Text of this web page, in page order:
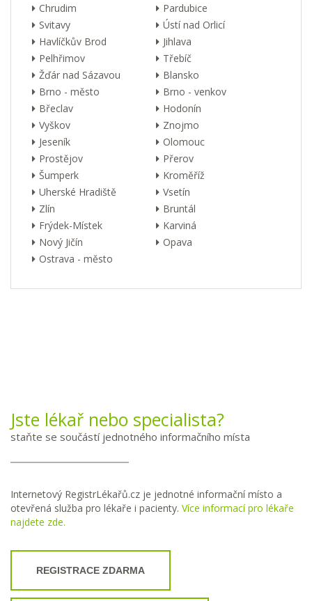
Chrudim
Pardubice
Svitavy
Ústí nad Orlicí
Havlíčkův Brod
Jihlava
Pelhřimov
Třebíč
Žďár nad Sázavou
Blansko
Brno - město
Brno - venkov
Břeclav
Hodonín
Vyškov
Znojmo
Jeseník
Olomouc
Prostějov
Přerov
Šumperk
Kroměříž
Uherské Hradiště
Vsetín
Zlín
Bruntál
Frýdek-Místek
Karviná
Nový Jičín
Opava
Ostrava - město
Jste lékař nebo specialista?
staňte se součástí jednotného informačního místa
Internetový RegistrLékařů.cz je jednotné informační místo a
otevřená služba pro lékaře i pacienty. Více informací pro lékaře
najdete zde.
REGISTRACE ZDARMA